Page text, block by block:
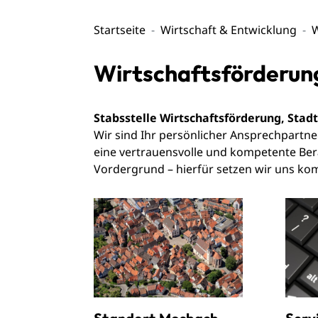
Startseite Wirtschaft & Entwicklung
Stabsstelle Wirtschaftsförderung,
Wir sind Ihr persönlicher
eine vertrauensvolle und kompetente
Vordergrund – hierfür setzen wir uns